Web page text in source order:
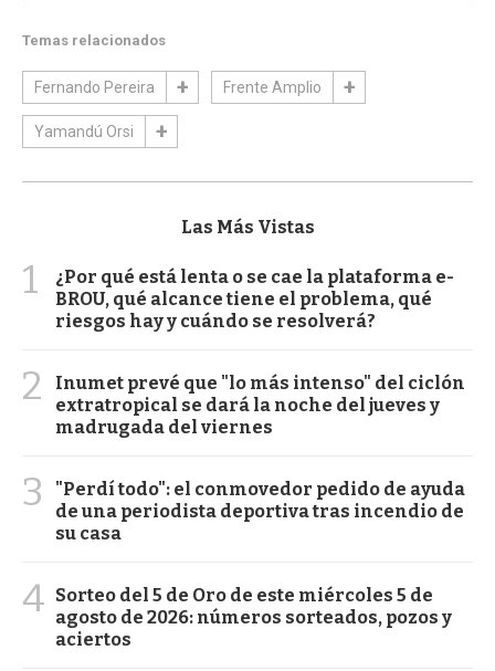
Temas relacionados
Fernando Pereira Frente Amplio
Yamandú Orsi
Las Más Vistas
1
¿Por qué está lenta o se cae la plataforma e-
BROU, qué alcance tiene el problema, qué
riesgos hay y cuándo se resolverá?
2
Inumet prevé que "lo más intenso" del ciclón
extratropical se dará la noche del jueves y
madrugada del viernes
3
"Perdí todo": el conmovedor pedido de ayuda
de una periodista deportiva tras incendio de
su casa
4 Sorteo del 5 de Oro de este miércoles 5 de
agosto de 2026: números sorteados, pozos y
aciertos